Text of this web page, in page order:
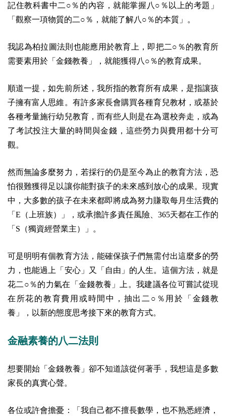
記住教科書中二○％的內容，就能掌握八○％以上的考題」
「觀察一項物質的二○％，就能了解八○％的本質」。
我認為柏拉圖法則也能應用於教育上，即把二○％的教育所
需要素用於「金錢教養」，就能獲得八○％的教育成果。
順道一提，如先前所述，我所指的教育所有成果，是指讓孩
子擁有富人思維。有許多家長會購買各種育兒教材，或基於
各種考量施行幼兒教育，而有些人則是在為選校奔走，或為
了考試投注大量的時間與金錢，這些勞力與費用都十分可
觀。
然而無論多麼努力，若採行的仍是至今為止的教育方法，恐
怕很難獲得足以讓你能對孩子的未來感到放心的成果。現實
中，大多數的孩子在未來都即將成為努力賺取每月生活費的
「E（上班族）」，或承擔許多責任風險、365天都在工作的
「S（獨資經營業主）」。
可是明明有個教育方法，能確保孩子們無需付出這麼多的勞
力，也能過上「安心」又「自由」的人生。這個方法，就是
花二○％的力氣在「金錢教養」上。我建議各位可嘗試從現
在所花的教育費用或時間中，抽出二○％用於「金錢教
養」，以新的態度思考接下來的教育方式。
金融素養的八二法則
想要開始「金錢教養」卻不知道該從何著手，我想這是多數
家長的真實心聲。
各位或許會擔憂：「我自己都不擅長數學，也不熟悉經濟，